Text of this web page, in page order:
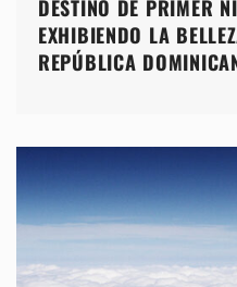
DESTINO DE PRIMER
EXHIBIENDO LA
REPÚBLICA